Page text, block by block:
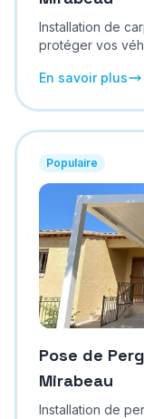
Installation de
protéger vos
En savoir plus
Populaire
Pose de
Mirabeau
Installation de